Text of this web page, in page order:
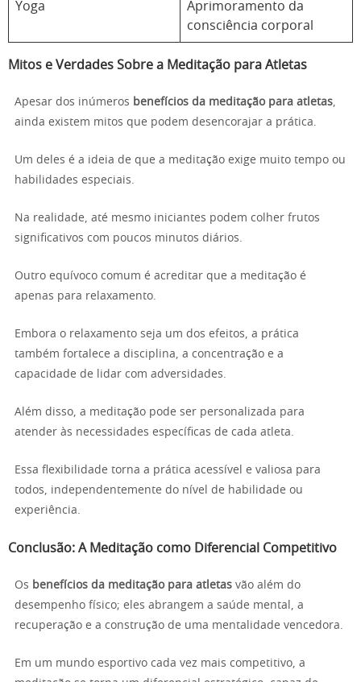
Yoga
Aprimoramento da
consciência corporal
Mitos e Verdades Sobre a Meditação para Atletas
Apesar dos inúmeros benefícios da meditação para atletas,
ainda existem mitos que podem desencorajar a prática.
Um deles é a ideia de que a meditação exige muito tempo ou
habilidades especiais.
Na realidade, até mesmo iniciantes podem colher frutos
significativos com poucos minutos diários.
Outro equívoco comum é acreditar que a meditação é
apenas para relaxamento.
Embora o relaxamento seja um dos efeitos, a prática
também fortalece a disciplina, a concentração e a
capacidade de lidar com adversidades.
Além disso, a meditação pode ser personalizada para
atender às necessidades específicas de cada atleta.
Essa flexibilidade torna a prática acessível e valiosa para
todos, independentemente do nível de habilidade ou
experiência.
Conclusão: A Meditação como Diferencial Competitivo
Os benefícios da meditação para atletas vão além do
desempenho físico; eles abrangem a saúde mental, a
recuperação e a construção de uma mentalidade vencedora.
Em um mundo esportivo cada vez mais competitivo, a